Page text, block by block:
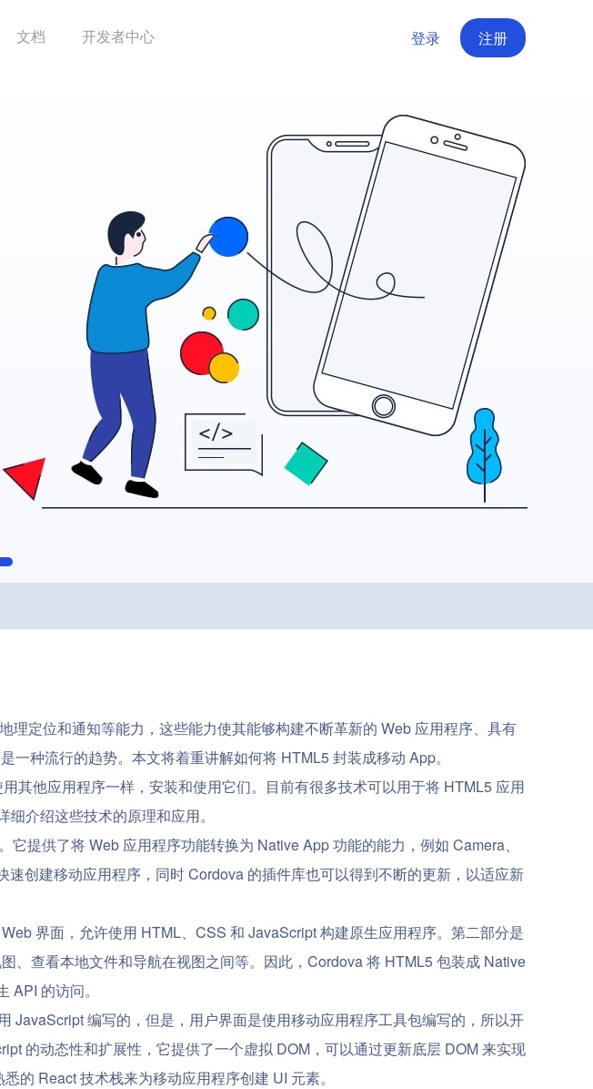
文档 开发者中心 登录 注册
定位和通知等能力，这些能力使其能够构建不断革新的 Web 应用程序、具有
种流行的趋势。本文将着重讲解如何将 HTML5 封装成移动 App。
其他应用程序一样，安装和使用它们。目前有很多技术可以用于将 HTML5 应用
介绍这些技术的原理和应用。
提供了将 Web 应用程序功能转换为 Native App 功能的能力，例如 Camera、
创建移动应用程序，同时 Cordova 的插件库也可以得到不断的更新，以适应新
界面，允许使用 HTML、CSS 和 JavaScript 构建原生应用程序。第二部分是
、查看本地文件和导航在视图之间等。因此，Cordova 将 HTML5 包装成 Native
的访问。
JavaScript 编写的，但是，用户界面是使用移动应用程序工具包编写的，所以开
的动态性和扩展性，它提供了一个虚拟 DOM，可以通过更新底层 DOM 来实现
的 React 技术栈来为移动应用程序创建 UI 元素。